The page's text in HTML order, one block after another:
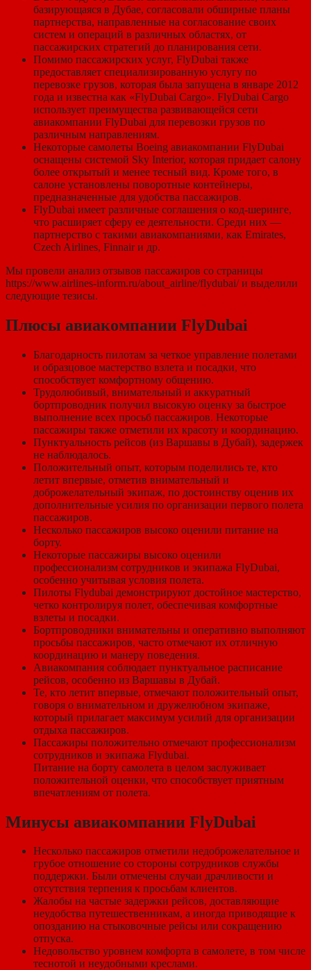
базирующаяся в Дубае, согласовали обширные планы
партнерства, направленные на согласование своих
систем и операций в различных областях, от
пассажирских стратегий до планирования сети.
Помимо пассажирских услуг, FlyDubai также
предоставляет специализированную услугу по
перевозке грузов, которая была запущена в январе 2012
года и известна как «FlyDubai Cargo». FlyDubai Cargo
использует преимущества развивающейся сети
авиакомпании FlyDubai для перевозки грузов по
различным направлениям.
Некоторые самолеты Boeing авиакомпании FlyDubai
оснащены системой Sky Interior, которая придает салону
более открытый и менее тесный вид. Кроме того, в
салоне установлены поворотные контейнеры,
предназначенные для удобства пассажиров.
FlyDubai имеет различные соглашения о код-шеринге,
что расширяет сферу ее деятельности. Среди них —
партнерство с такими авиакомпаниями, как Emirates,
Czech Airlines, Finnair и др.
Мы провели анализ отзывов пассажиров со страницы
https://www.airlines-inform.ru/about_airline/flydubai/ и выделили
следующие тезисы.
Плюсы авиакомпании FlyDubai
Благодарность пилотам за четкое управление полетами
и образцовое мастерство взлета и посадки, что
способствует комфортному общению.
Трудолюбивый, внимательный и аккуратный
бортпроводник получил высокую оценку за быстрое
выполнение всех просьб пассажиров. Некоторые
пассажиры также отметили их красоту и координацию.
Пунктуальность рейсов (из Варшавы в Дубай), задержек
не наблюдалось.
Положительный опыт, которым поделились те, кто
летит впервые, отметив внимательный и
доброжелательный экипаж, по достоинству оценив их
дополнительные усилия по организации первого полета
пассажиров.
Несколько пассажиров высоко оценили питание на
борту.
Некоторые пассажиры высоко оценили
профессионализм сотрудников и экипажа FlyDubai,
особенно учитывая условия полета.
Пилоты Flydubai демонстрируют достойное мастерство,
четко контролируя полет, обеспечивая комфортные
взлеты и посадки.
Бортпроводники внимательны и оперативно выполняют
просьбы пассажиров, часто отмечают их отличную
координацию и манеру поведения.
Авиакомпания соблюдает пунктуальное расписание
рейсов, особенно из Варшавы в Дубай.
Те, кто летит впервые, отмечают положительный опыт,
говоря о внимательном и дружелюбном экипаже,
который прилагает максимум усилий для организации
отдыха пассажиров.
Пассажиры положительно отмечают профессионализм
сотрудников и экипажа Flydubai.
Питание на борту самолета в целом заслуживает
положительной оценки, что способствует приятным
впечатлениям от полета.
Минусы авиакомпании FlyDubai
Несколько пассажиров отметили недоброжелательное и
грубое отношение со стороны сотрудников службы
поддержки. Были отмечены случаи драчливости и
отсутствия терпения к просьбам клиентов.
Жалобы на частые задержки рейсов, доставляющие
неудобства путешественникам, а иногда приводящие к
опозданию на стыковочные рейсы или сокращению
отпуска.
Недовольство уровнем комфорта в самолете, в том числе
теснотой и неудобными креслами.